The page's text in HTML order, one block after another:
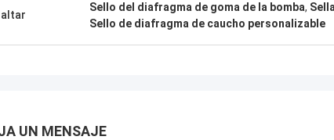
Sello del diafragma de goma de la bomba,
Sello de diafragma de caucho personalizable
UN MENSAJE